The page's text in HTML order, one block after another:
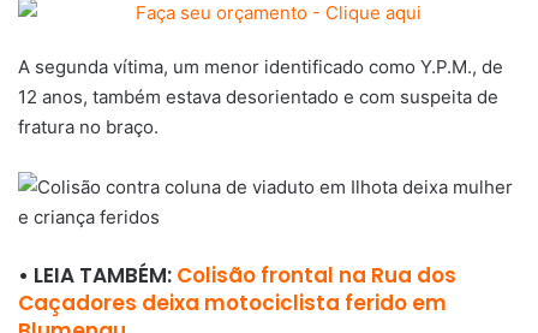
A segunda vítima, um menor identificado como Y.P.M., de
12 anos, também estava desorientado e com suspeita de
fratura no braço.
• LEIA TAMBÉM: Colisão frontal na Rua dos
Caçadores deixa motociclista ferido em